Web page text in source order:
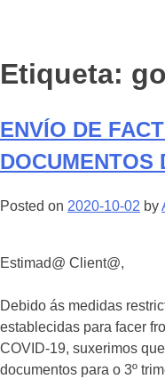
Etiqueta:
ENVÍO DE
DOCUMENTOS
Posted on 2020-10-02 by
Estimad@ Client@,
Debido ás medidas
establecidas para facer
COVID-19, suxerimos
documentos para o 3º